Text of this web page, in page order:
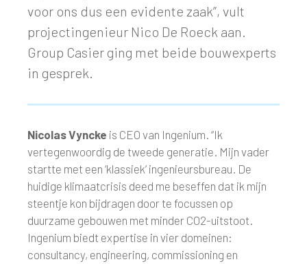
voor ons dus een evidente zaak”, vult
projectingenieur Nico De Roeck aan.
Group Casier ging met beide bouwexperts
in gesprek.
Nicolas Vyncke is CEO van Ingenium. “Ik
vertegenwoordig de tweede generatie. Mijn vader
startte met een ‘klassiek’ ingenieursbureau. De
huidige klimaatcrisis deed me beseffen dat ik mijn
steentje kon bijdragen door te focussen op
duurzame gebouwen met minder CO2-uitstoot.
Ingenium biedt expertise in vier domeinen:
consultancy, engineering, commissioning en